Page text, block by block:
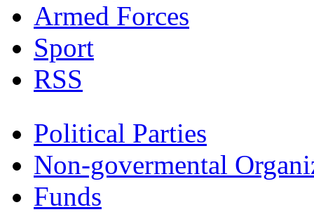
Armed Forces
Sport
RSS
Political Parties
Non-govermental
Funds